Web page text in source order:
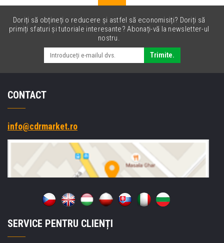
Doriți să obțineți o reducere și astfel să economisiți? Doriți să
primiți sfaturi și tutoriale interesante? Abonați-vă la newsletter-ul
nostru.
Trimite.
CONTACT
info@cdrmarket.ro
SERVICE PENTRU CLIENȚI